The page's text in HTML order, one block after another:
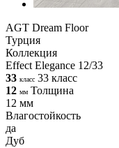
AGT Dream Floor
Турция
Коллекция
Effect Elegance 12/33
33 класс 33 класс
12 мм Толщина
12 мм
Влагостойкость
да
Дуб